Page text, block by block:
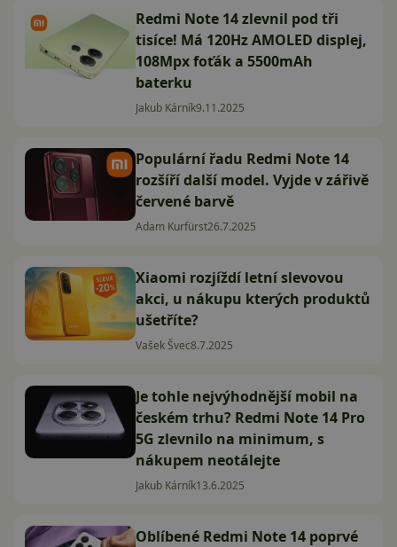
Redmi Note 14 zlevnil pod tři
tisíce! Má 120Hz AMOLED displej,
108Mpx foťák a 5500mAh
baterku
Jakub Kárník9.11.2025
Populární řadu Redmi Note 14
rozšíří další model. Vyjde v zářivě
červené barvě
Adam Kurfürst26.7.2025
Xiaomi rozjíždí letní slevovou
akci, u nákupu kterých produktů
ušetříte?
Vašek Švec8.7.2025
Je tohle nejvýhodnější mobil na
českém trhu? Redmi Note 14 Pro
5G zlevnilo na minimum, s
nákupem neotálejte
Jakub Kárník13.6.2025
Oblíbené Redmi Note 14 poprvé